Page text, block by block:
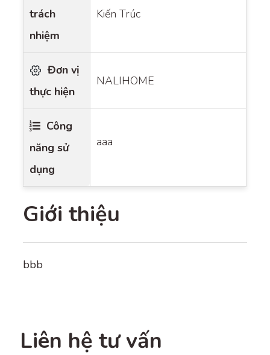
trách
nhiệm
Kiến Trúc
Đơn vị
thực hiện
NALIHOME
Công
năng sử
dụng
aaa
Giới thiệu
bbb
Liên hệ tư vấn